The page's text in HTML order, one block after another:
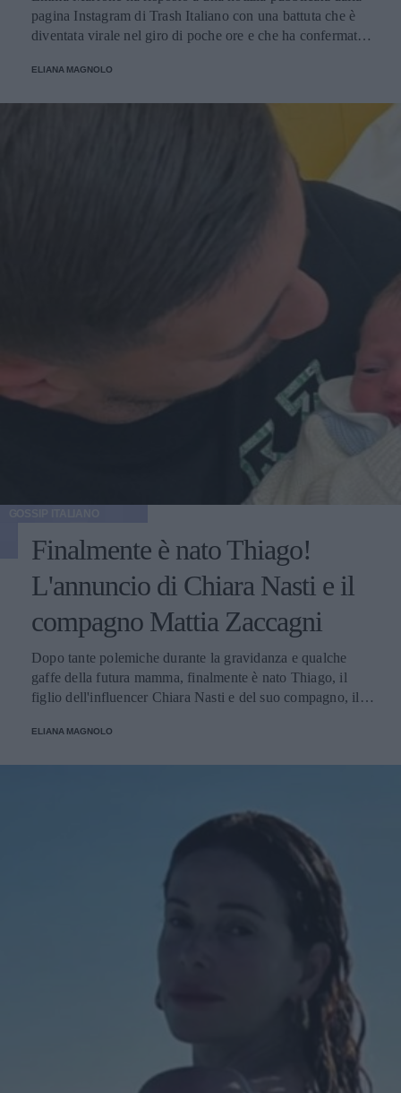
pagina Instagram di Trash Italiano con una battuta che è
diventata virale nel giro di poche ore e che ha confermato
una caratteristica tra le più apprezzate dai suoi fan.
ELIANA MAGNOLO
Finalmente è nato Thiago!
L'annuncio di Chiara Nasti e il
compagno Mattia Zaccagni
Dopo tante polemiche durante la gravidanza e qualche
gaffe della futura mamma, finalmente è nato Thiago, il
figlio dell'influencer Chiara Nasti e del suo compagno, il
condiviso sui social della coppia.
ELIANA MAGNOLO